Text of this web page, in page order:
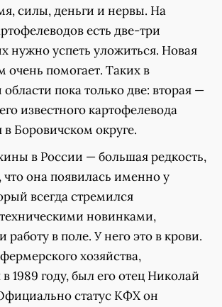
силы, деньги и нервы. На
есть две-три
нужно успеть уложиться. Новая
очень помогает. Таких в
пока только две: вторая —
известного картофелевода
в Боровичском округе.
в России — большая редкость,
она появилась именно у
всегда стремился
новинками,
в поле. У него это в крови.
хозяйства,
1989 году, был его отец Николай
статус КФХ он